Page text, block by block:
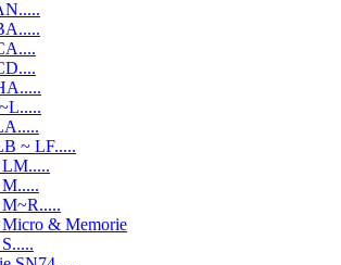
~ LF.....
LM.....
& Memorie